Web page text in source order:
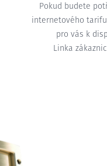
Pokud budete
internetového
pro vás k
Linka